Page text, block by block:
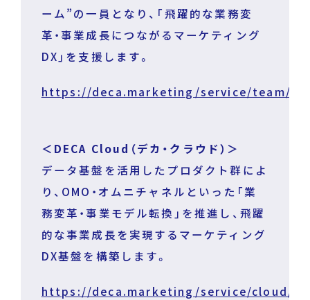
ーム”の一員となり、「飛躍的な業務変
革・事業成長につながるマーケティング
DX」を支援します。
https://deca.marketing/service/team/
＜DECA Cloud（デカ・クラウド）＞
データ基盤を活用したプロダクト群によ
り、OMO・オムニチャネルといった「業
務変革・事業モデル転換」を推進し、飛躍
的な事業成長を実現するマーケティング
DX基盤を構築します。
https://deca.marketing/service/cloud/